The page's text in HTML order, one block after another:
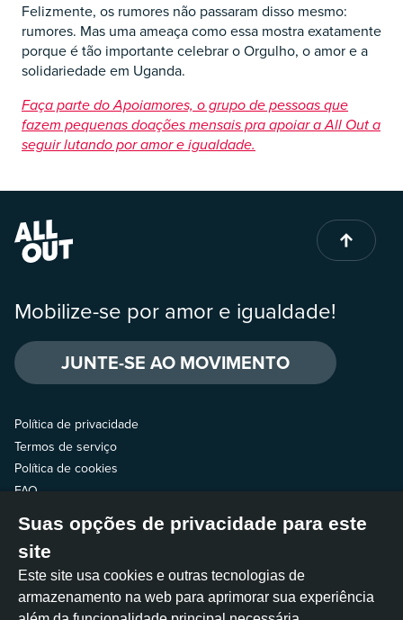
Felizmente, os rumores não passaram disso mesmo:
rumores. Mas uma ameaça como essa mostra exatamente
porque é tão importante celebrar o Orgulho, o amor e a
solidariedade em Uganda.
Faça parte do Apoiamores, o grupo de pessoas que
fazem pequenas doações mensais pra apoiar a All Out a
seguir lutando por amor e igualdade.
Mobilize-se por amor e igualdade!
JUNTE-SE AO MOVIMENTO
Política de privacidade
Termos de serviço
Política de cookies
FAQ
Fale com a gente
Siga a gente
Suas opções de privacidade para este
site
Este site usa cookies e outras tecnologias de
armazenamento na web para aprimorar sua experiência